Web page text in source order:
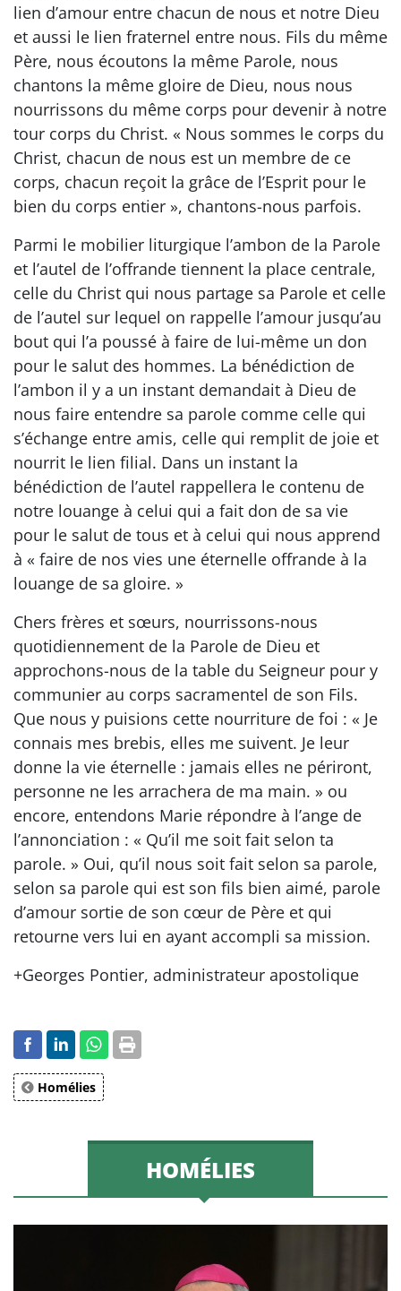
lien d’amour entre chacun de nous et notre Dieu
et aussi le lien fraternel entre nous. Fils du même
Père, nous écoutons la même Parole, nous
chantons la même gloire de Dieu, nous nous
nourrissons du même corps pour devenir à notre
tour corps du Christ. « Nous sommes le corps du
Christ, chacun de nous est un membre de ce
corps, chacun reçoit la grâce de l’Esprit pour le
bien du corps entier », chantons-nous parfois.
Parmi le mobilier liturgique l’ambon de la Parole
et l’autel de l’offrande tiennent la place centrale,
celle du Christ qui nous partage sa Parole et celle
de l’autel sur lequel on rappelle l’amour jusqu’au
bout qui l’a poussé à faire de lui-même un don
pour le salut des hommes. La bénédiction de
l’ambon il y a un instant demandait à Dieu de
nous faire entendre sa parole comme celle qui
s’échange entre amis, celle qui remplit de joie et
nourrit le lien filial. Dans un instant la
bénédiction de l’autel rappellera le contenu de
notre louange à celui qui a fait don de sa vie
pour le salut de tous et à celui qui nous apprend
à « faire de nos vies une éternelle offrande à la
louange de sa gloire. »
Chers frères et sœurs, nourrissons-nous
quotidiennement de la Parole de Dieu et
approchons-nous de la table du Seigneur pour y
communier au corps sacramentel de son Fils.
Que nous y puisions cette nourriture de foi : « Je
connais mes brebis, elles me suivent. Je leur
donne la vie éternelle : jamais elles ne périront,
personne ne les arrachera de ma main. » ou
encore, entendons Marie répondre à l’ange de
l’annonciation : « Qu’il me soit fait selon ta
parole. » Oui, qu’il nous soit fait selon sa parole,
selon sa parole qui est son fils bien aimé, parole
d’amour sortie de son cœur de Père et qui
retourne vers lui en ayant accompli sa mission.
+Georges Pontier, administrateur apostolique
Homélies
HOMÉLIES